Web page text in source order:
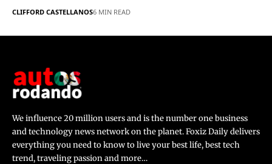
CLIFFORD CASTELLANOS6 MIN READ
We influence 20 million users and is the number one business
and technology news network on the planet. Foxiz Daily delivers
everything you need to know to live your best life, best tech
trend, traveling passion and more…